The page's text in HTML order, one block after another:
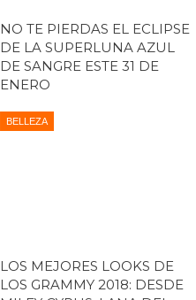
NO TE PIERDAS EL ECLIPSE
DE LA SUPERLUNA AZUL
DE SANGRE ESTE 31 DE
ENERO
BELLEZA
LOS MEJORES LOOKS DE
LOS GRAMMY 2018: DESDE